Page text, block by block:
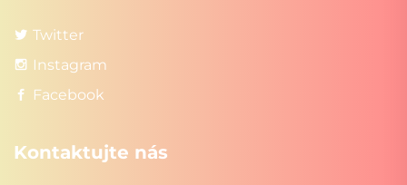
Twitter
Instagram
Facebook
Kontaktujte nás